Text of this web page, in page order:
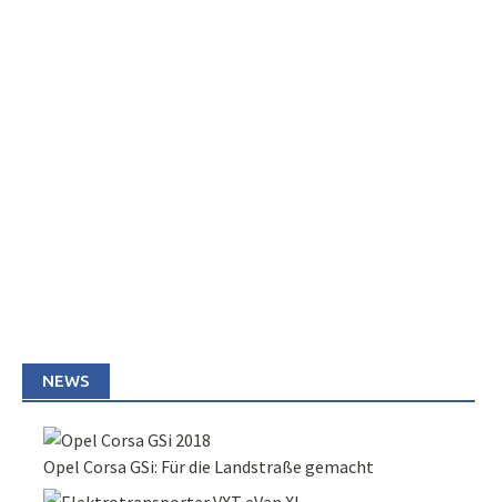
NEWS
Opel Corsa GSi: Für die Landstraße gemacht